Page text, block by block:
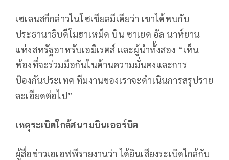
เซเลนสกีกล่าวในโซเชียลมีเดียว่า เขาได้พบกับ
ประธานาธิบดีโมฮาเหม็ด บิน ซาเยด อัล นาห์ยาน
แห่งสหรัฐอาหรับเอมิเรตส์ และผู้นำทั้งสอง “เห็น
พ้องที่จะร่วมมือกันในด้านความมั่นคงและการ
ป้องกันประเทศ ทีมงานของเราจะดำเนินการสรุปราย
ละเอียดต่อไป”
เหตุระเบิดใกล้สนามบินเออร์บิล
ผู้สื่อข่าวเอเอฟพีรายงานว่า ได้ยินเสียงระเบิดใกล้กับ